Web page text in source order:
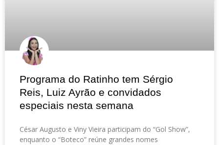
Programa do Ratinho tem Sérgio
Reis, Luiz Ayrão e convidados
especiais nesta semana
César Augusto e Viny Vieira participam do “Gol Show”,
enquanto o “Boteco” reúne grandes nomes